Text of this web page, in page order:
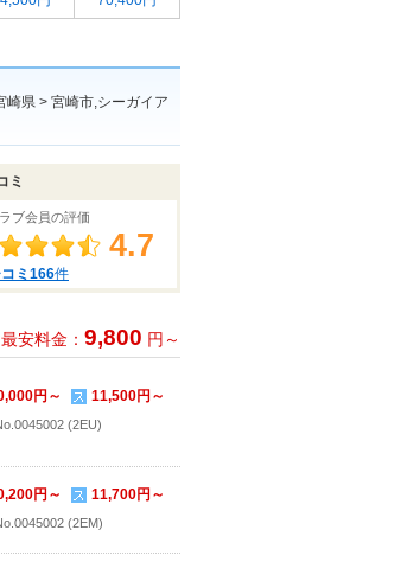
崎県 > 宮崎市,シーガイア
ミ
ブ会員の評価
4.7
ミ166件
最安料金：9,800 円～
円～ 11,500円～
(2EU)
円～ 11,700円～
(2EM)